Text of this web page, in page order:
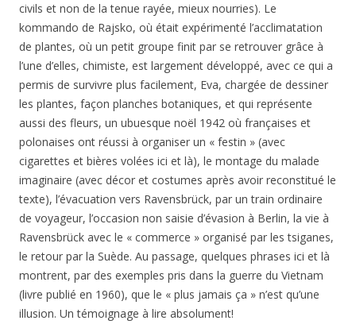
civils et non de la tenue rayée, mieux nourries). Le
kommando de Rajsko, où était expérimenté l’acclimatation
de plantes, où un petit groupe finit par se retrouver grâce à
l’une d’elles, chimiste, est largement développé, avec ce qui a
permis de survivre plus facilement, Eva, chargée de dessiner
les plantes, façon planches botaniques, et qui représente
aussi des fleurs, un ubuesque noël 1942 où françaises et
polonaises ont réussi à organiser un « festin » (avec
cigarettes et bières volées ici et là), le montage du malade
imaginaire (avec décor et costumes après avoir reconstitué le
texte), l’évacuation vers Ravensbrück, par un train ordinaire
de voyageur, l’occasion non saisie d’évasion à Berlin, la vie à
Ravensbrück avec le « commerce » organisé par les tsiganes,
le retour par la Suède. Au passage, quelques phrases ici et là
montrent, par des exemples pris dans la guerre du Vietnam
(livre publié en 1960), que le « plus jamais ça » n’est qu’une
illusion. Un témoignage à lire absolument!